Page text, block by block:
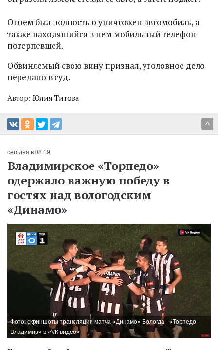
Огнем был полностью уничтожен автомобиль, а
также находящийся в нем мобильный телефон
потерпевшей.
Обвиняемый свою вину признал, уголовное дело
передано в суд.
Автор: Юлия Титова
^
сегодня в 08:19
Владимирское «Торпедо»
одержало важную победу в
гостях над вологодским
«Динамо»
Фото: скриншоты трансляции матча «Динамо» Вологда - «Торпедо-
Владимир» в «VК видео»